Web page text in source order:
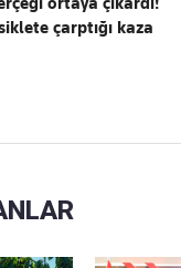
çarptığı kaza